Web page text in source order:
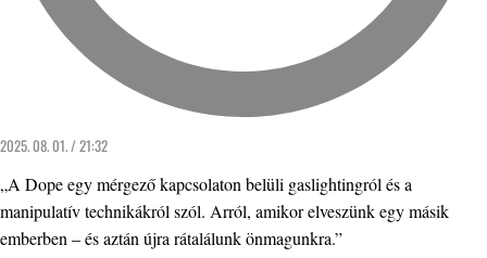
2025. 08. 01. / 21:32
„A Dope egy mérgező kapcsolaton belüli gaslightingról és a
manipulatív technikákról szól. Arról, amikor elveszünk egy másik
emberben – és aztán újra rátalálunk önmagunkra.”